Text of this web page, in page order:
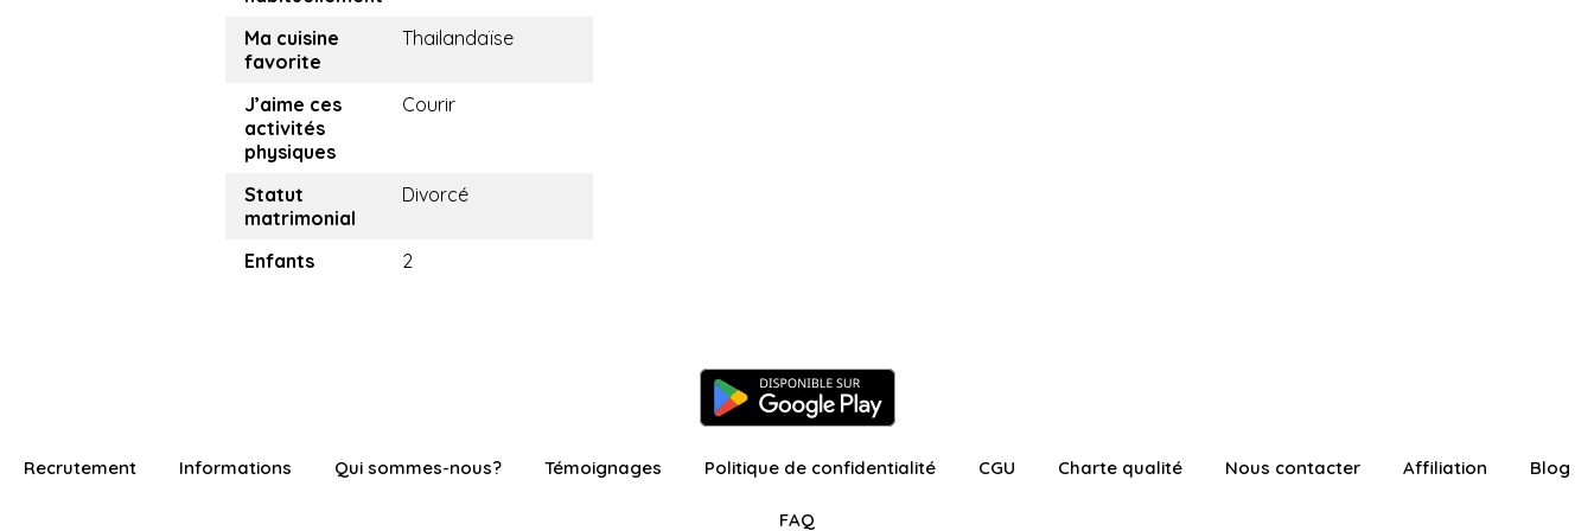
Ma cuisine
favorite
Thailandaïse
J’aime ces
activités
physiques
Courir
Statut
matrimonial
Divorcé
Enfants 2
Recrutement Informations Qui sommes-nous? Témoignages Politique de confidentialité CGU Charte qualité Nous contacter Affiliation Blog
FAQ